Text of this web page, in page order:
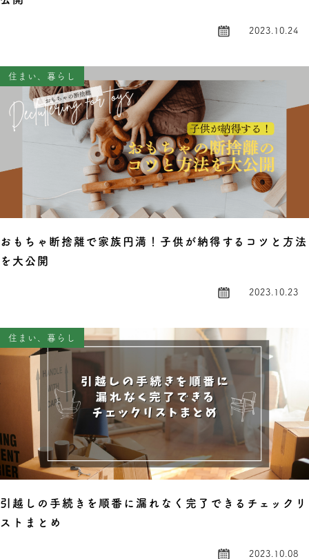
2023.10.24
住まい、暮らし
おもちゃ断捨離で家族円満！子供が納得するコツと方法
を大公開
2023.10.23
住まい、暮らし
引越しの手続きを順番に漏れなく完了できるチェックリ
ストまとめ
2023.10.08